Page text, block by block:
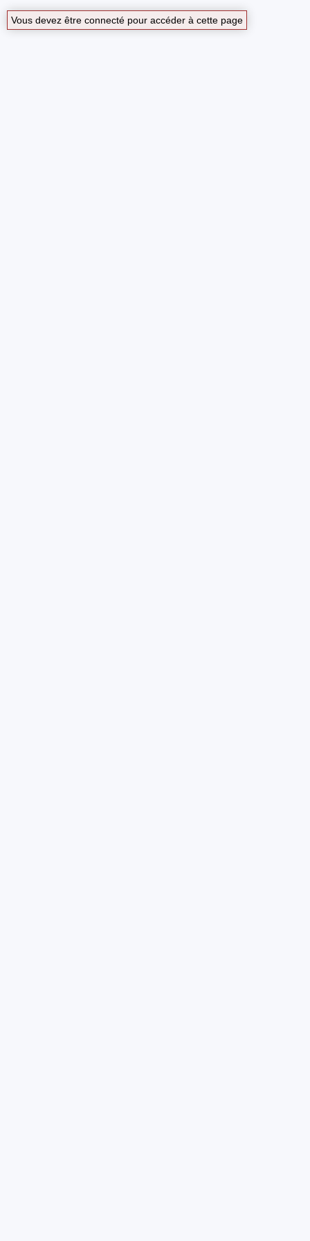
Vous devez être connecté pour accéder à cette page